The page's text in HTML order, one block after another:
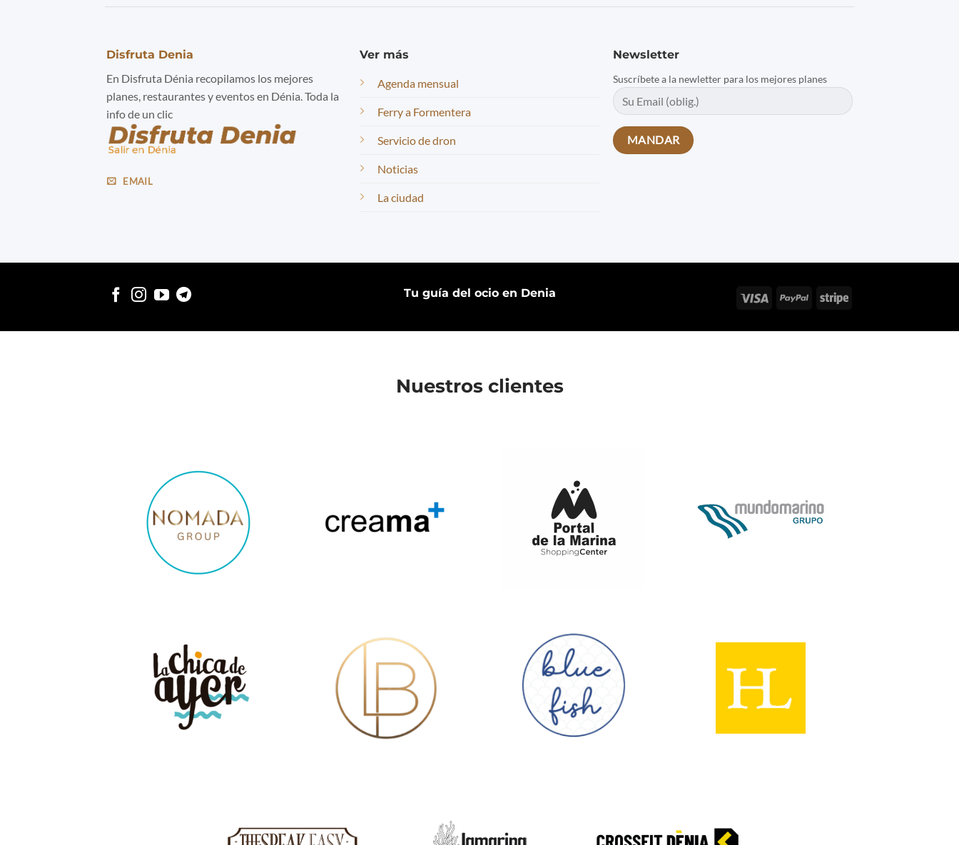
Disfruta Denia
En Disfruta Dénia recopilamos los mejores
planes, restaurantes y eventos en Dénia. Toda la
info de un clic
EMAIL
Ver más
Agenda mensual
Ferry a Formentera
Servicio de dron
Noticias
La ciudad
Newsletter
Suscríbete a la newletter para los mejores planes
Tu guía del ocio en Denia Visa PayPal Stripe
Nuestros clientes